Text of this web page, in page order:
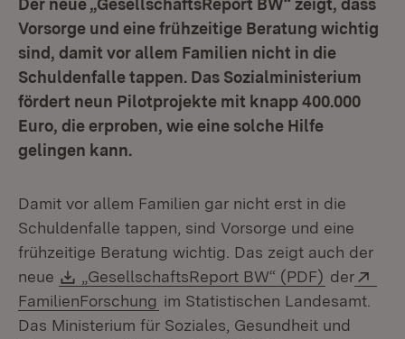
Der neue „GesellschaftsReport BW“ zeigt, dass
Vorsorge und eine frühzeitige Beratung wichtig
sind, damit vor allem Familien nicht in die
Schuldenfalle tappen. Das Sozialministerium
fördert neun Pilotprojekte mit knapp 400.000
Euro, die erproben, wie eine solche Hilfe
gelingen kann.
Damit vor allem Familien gar nicht erst in die
Schuldenfalle tappen, sind Vorsorge und eine
frühzeitige Beratung wichtig. Das zeigt auch der
neue
Download:
„GesellschaftsReport BW“ (PDF) (Öffnet in
der
FamilienForschung (Öffnet in neuem Fenster)
im Statistischen Landesamt.
Das Ministerium für Soziales, Gesundheit und